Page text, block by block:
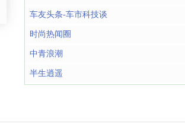
车友头条-车市科技谈
时尚热闻圈
中青浪潮
半生逍遥